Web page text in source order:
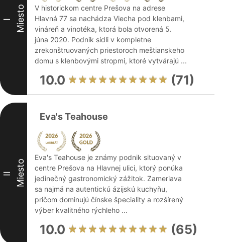
I Miesto
V historickom centre Prešova na adrese
Hlavná 77 sa nachádza Viecha pod klenbami,
vináreň a vinotéka, ktorá bola otvorená 5.
júna 2020. Podnik sídli v kompletne
zrekonštruovaných priestoroch meštianskeho
domu s klenbovými stropmi, ktoré vytvárajú ...
10.0 (71)
II Miesto
Eva's Teahouse
Eva's Teahouse je známy podnik situovaný v
centre Prešova na Hlavnej ulici, ktorý ponúka
jedinečný gastronomický zážitok. Zameriava
sa najmä na autentickú ázijskú kuchyňu,
pričom dominujú čínske špeciality a rozšírený
výber kvalitného rýchleho ...
10.0 (65)